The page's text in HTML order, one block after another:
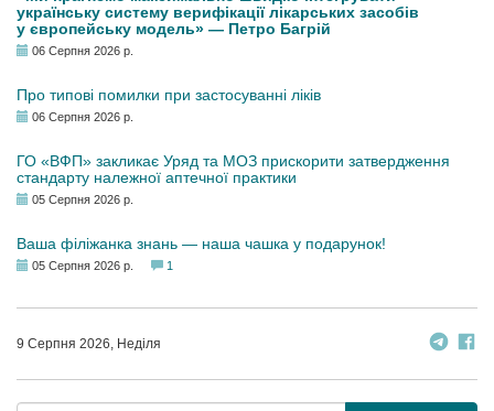
українську систему верифікації лікарських засобів
у європейську модель» — Петро Багрій
06 Серпня 2026 р.
Про типові помилки при застосуванні ліків
06 Серпня 2026 р.
ГО «ВФП» закликає Уряд та МОЗ прискорити затвердження
стандарту належної аптечної практики
05 Серпня 2026 р.
Ваша філіжанка знань — наша чашка у подарунок!
05 Серпня 2026 р. 1
9 Серпня 2026, Неділя